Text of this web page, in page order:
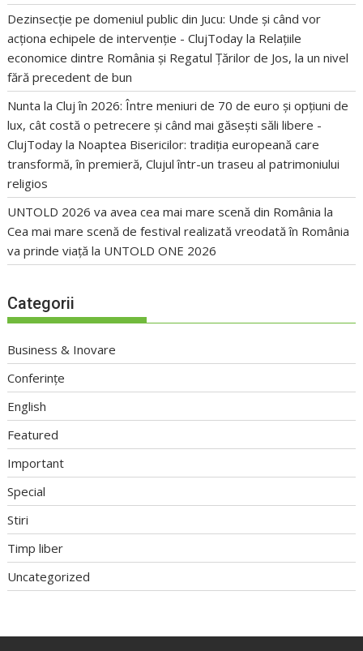
Dezinsecție pe domeniul public din Jucu: Unde și când vor
acționa echipele de intervenție - ClujToday la Relațiile
economice dintre România și Regatul Țărilor de Jos, la un nivel
fără precedent de bun
Nunta la Cluj în 2026: Între meniuri de 70 de euro și opțiuni de
lux, cât costă o petrecere și când mai găsești săli libere -
ClujToday la Noaptea Bisericilor: tradiția europeană care
transformă, în premieră, Clujul într-un traseu al patrimoniului
religios
UNTOLD 2026 va avea cea mai mare scenă din România la
Cea mai mare scenă de festival realizată vreodată în România
va prinde viață la UNTOLD ONE 2026
Categorii
Business & Inovare
Conferințe
English
Featured
Important
Special
Stiri
Timp liber
Uncategorized